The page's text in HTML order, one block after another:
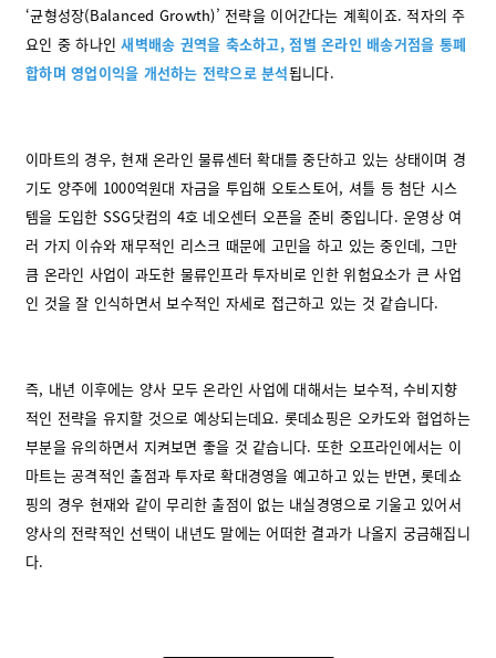
‘균형성장(Balanced Growth)’ 전략을 이어간다는 계획이죠. 적자의 주
요인 중 하나인새벽배송 권역을 축소하고, 점별 온라인 배송거점을 통폐
합하며 영업이익을 개선하는 전략으로 분석됩니다.
이마트의 경우, 현재 온라인 물류센터 확대를 중단하고 있는 상태이며 경
기도 양주에 1000억원대 자금을 투입해 오토스토어, 셔틀 등 첨단 시스
템을 도입한 SSG닷컴의 4호 네오센터 오픈을 준비 중입니다. 운영상 여
러 가지 이슈와 재무적인 리스크 때문에 고민을 하고 있는 중인데, 그만
큼 온라인 사업이 과도한 물류인프라 투자비로 인한 위험요소가 큰 사업
인 것을 잘 인식하면서 보수적인 자세로 접근하고 있는 것 같습니다.
즉, 내년 이후에는 양사 모두 온라인 사업에 대해서는 보수적, 수비지향
적인 전략을 유지할 것으로 예상되는데요. 롯데쇼핑은 오카도와 협업하는
부분을 유의하면서 지켜보면 좋을 것 같습니다. 또한 오프라인에서는 이
마트는 공격적인 출점과 투자로 확대경영을 예고하고 있는 반면, 롯데쇼
핑의 경우 현재와 같이 무리한 출점이 없는 내실경영으로 기울고 있어서
양사의 전략적인 선택이 내년도 말에는 어떠한 결과가 나올지 궁금해집니
다.